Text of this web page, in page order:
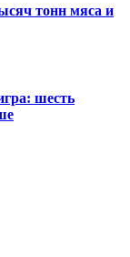
тонн мяса и
шесть